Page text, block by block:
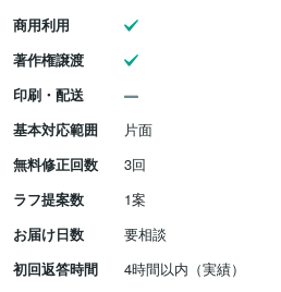
商用利用
著作権譲渡
印刷・配送
基本対応範囲
片面
無料修正回数
3回
ラフ提案数
1案
お届け日数
要相談
初回返答時間
4時間以内（実績）